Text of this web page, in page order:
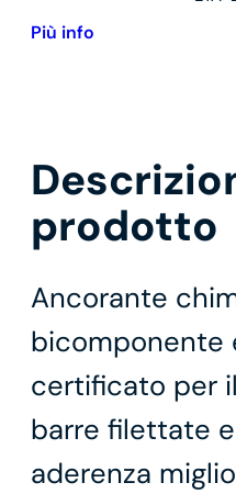
Più info
prodotto
Ancorante
bicomponente
certificato per
barre filettate
aderenza